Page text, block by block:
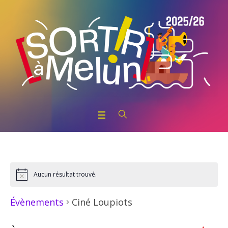
NoticeAucun résultat trouvé.
Évènements Ciné Loupiots